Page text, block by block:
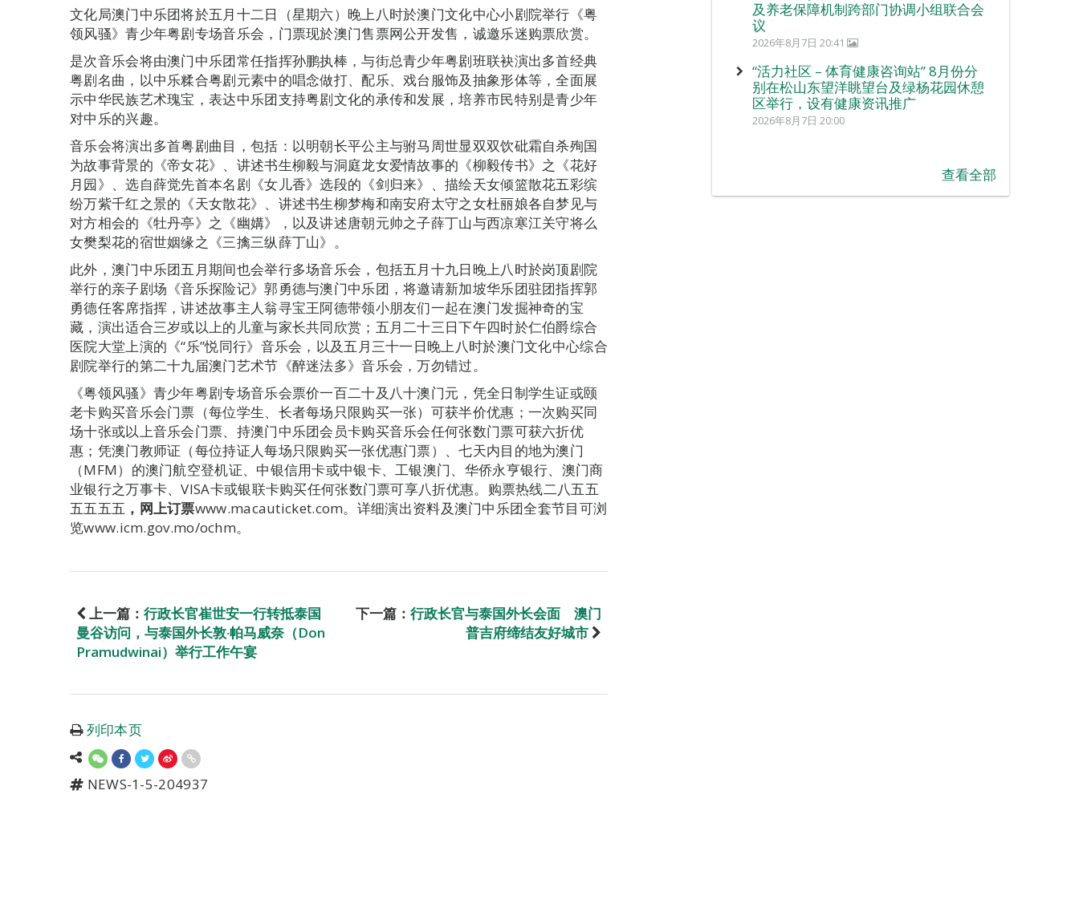
文化局澳门中乐团将於五月十二日（星期六）晚上八时於澳门文化中心小剧院举行《粤
领风骚》青少年粤剧专场音乐会，门票现於澳门售票网公开发售，诚邀乐迷购票欣赏。
是次音乐会将由澳门中乐团常任指挥孙鹏执棒，与街总青少年粤剧班联袂演出多首经典
粤剧名曲，以中乐糅合粤剧元素中的唱念做打、配乐、戏台服饰及抽象形体等，全面展
示中华民族艺术瑰宝，表达中乐团支持粤剧文化的承传和发展，培养市民特别是青少年
对中乐的兴趣。
音乐会将演出多首粤剧曲目，包括：以明朝长平公主与驸马周世显双双饮砒霜自杀殉国
为故事背景的《帝女花》、讲述书生柳毅与洞庭龙女爱情故事的《柳毅传书》之《花好
月园》、选自薛觉先首本名剧《女儿香》选段的《剑归来》、描绘天女倾篮散花五彩缤
纷万紫千红之景的《天女散花》、讲述书生柳梦梅和南安府太守之女杜丽娘各自梦见与
对方相会的《牡丹亭》之《幽媾》，以及讲述唐朝元帅之子薛丁山与西凉寒江关守将么
女樊梨花的宿世姻缘之《三擒三纵薛丁山》。
此外，澳门中乐团五月期间也会举行多场音乐会，包括五月十九日晚上八时於岗顶剧院
举行的亲子剧场《音乐探险记》郭勇德与澳门中乐团，将邀请新加坡华乐团驻团指挥郭
勇德任客席指挥，讲述故事主人翁寻宝王阿德带领小朋友们一起在澳门发掘神奇的宝
藏，演出适合三岁或以上的儿童与家长共同欣赏；五月二十三日下午四时於仁伯爵综合
医院大堂上演的《“乐”悦同行》音乐会，以及五月三十一日晚上八时於澳门文化中心综合
剧院举行的第二十九届澳门艺术节《醉迷法多》音乐会，万勿错过。
《粤领风骚》青少年粤剧专场音乐会票价一百二十及八十澳门元，凭全日制学生证或颐
老卡购买音乐会门票（每位学生、长者每场只限购买一张）可获半价优惠；一次购买同
场十张或以上音乐会门票、持澳门中乐团会员卡购买音乐会任何张数门票可获六折优
惠；凭澳门教师证（每位持证人每场只限购买一张优惠门票）、七天内目的地为澳门
（MFM）的澳门航空登机证、中银信用卡或中银卡、工银澳门、华侨永亨银行、澳门商
业银行之万事卡、VISA卡或银联卡购买任何张数门票可享八折优惠。购票热线二八五五
五五五五 ，网上订票www.macauticket.com。详细演出资料及澳门中乐团全套节目可浏
览www.icm.gov.mo/ochm。
上一篇： 行政长官崔世安一行转抵泰国
曼谷访问，与泰国外长敦‧帕马威奈（Don
Pramudwinai）举行工作午宴
下一篇： 行政长官与泰国外长会面 澳门
普吉府缔结友好城市
列印本页
NEWS-1-5-204937
及养老保障机制跨部门协调小组联合会
议
2026年8月7日 20:41
“活力社区 – 体育健康咨询站” 8月份分
别在松山东望洋眺望台及绿杨花园休憩
区举行，设有健康资讯推广
2026年8月7日 20:00
查看全部